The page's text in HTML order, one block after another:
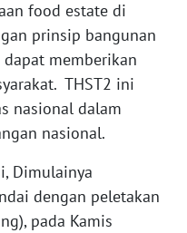
food estate di
prinsip bangunan
memberikan
THST2 ini
nasional dalam
nasional.
Dimulainya
dengan peletakan
pada Kamis